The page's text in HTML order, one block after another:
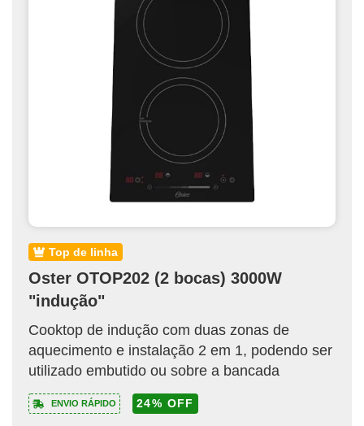
top de linha
Oster OTOP202 (2 bocas) 3000W
"indução"
Cooktop de indução com duas zonas de
aquecimento e instalação 2 em 1, podendo ser
utilizado embutido ou sobre a bancada
ENVIO RÁPIDO 24% OFF